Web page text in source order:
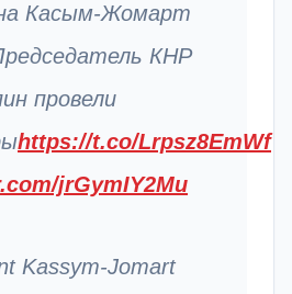
Касым-Жомарт
КНР
провели
https://t.co/Lrpsz8EmWf
jrGymIY2Mu
Kassym-Jomart